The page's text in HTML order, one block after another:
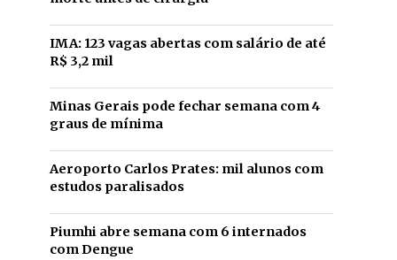
IMA: 123 vagas abertas com salário de até
R$ 3,2 mil
Minas Gerais pode fechar semana com 4
graus de mínima
Aeroporto Carlos Prates: mil alunos com
estudos paralisados
Piumhi abre semana com 6 internados
com Dengue